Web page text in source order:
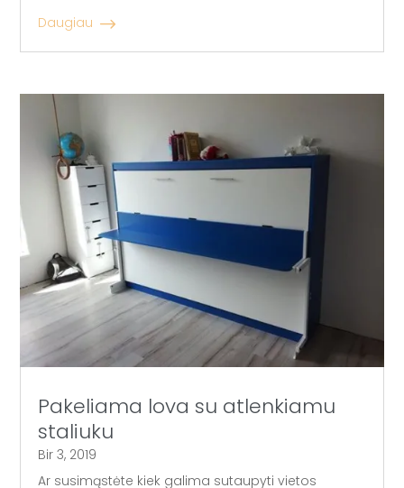
Daugiau
Pakeliama lova su atlenkiamu
staliuku
Bir 3, 2019
Ar susimąstėte kiek galima sutaupyti vietos